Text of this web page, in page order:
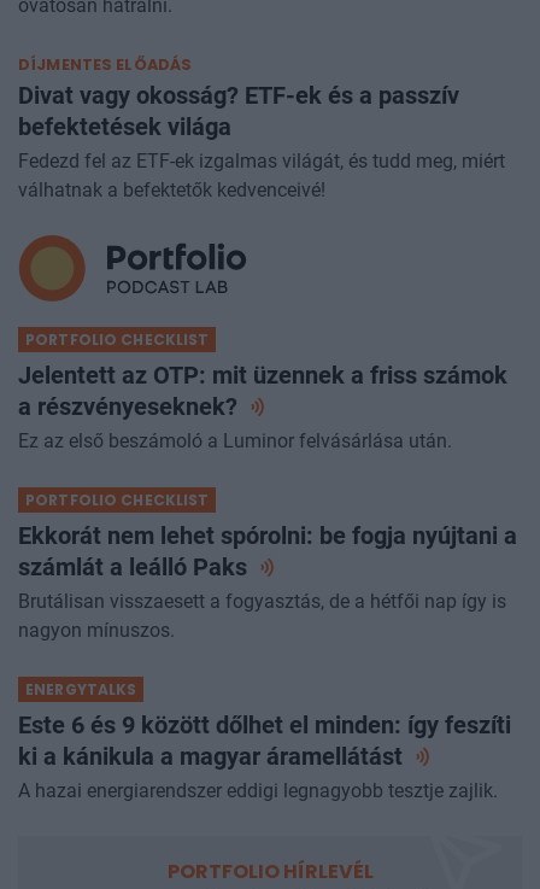
óvatosan hátrálni.
DÍJMENTES ELŐADÁS
Divat vagy okosság? ETF-ek és a passzív
befektetések világa
Fedezd fel az ETF-ek izgalmas világát, és tudd meg, miért
válhatnak a befektetők kedvenceivé!
PORTFOLIO CHECKLIST
Jelentett az OTP: mit üzennek a friss számok
a részvényeseknek?
Ez az első beszámoló a Luminor felvásárlása után.
PORTFOLIO CHECKLIST
Ekkorát nem lehet spórolni: be fogja nyújtani a
számlát a leálló Paks
Brutálisan visszaesett a fogyasztás, de a hétfői nap így is
nagyon mínuszos.
ENERGYTALKS
Este 6 és 9 között dőlhet el minden: így feszíti
ki a kánikula a magyar áramellátást
A hazai energiarendszer eddigi legnagyobb tesztje zajlik.
PORTFOLIO HÍRLEVÉL